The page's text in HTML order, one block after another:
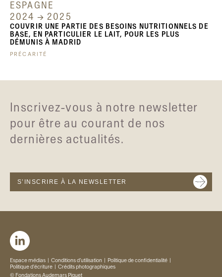
ESPAGNE
2024 → 2025
COUVRIR UNE PARTIE DES BESOINS NUTRITIONNELS DE
BASE, EN PARTICULIER LE LAIT, POUR LES PLUS
DÉMUNIS À MADRID
PRÉCARITÉ
Inscrivez-vous à notre newsletter
pour être au courant de nos
dernières actualités.
S’INSCRIRE À LA NEWSLETTER
Espace médias Conditions d’utilisation
Politique de confidentialité
Politique d'écriture
Crédits photographiques
© Fondations Audemars Piguet